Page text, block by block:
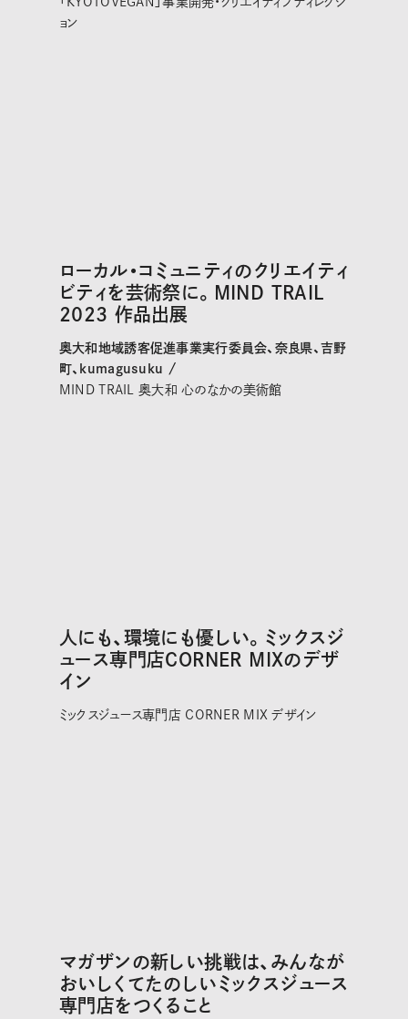
ョン
ローカル・コミュニティのクリエイティ
ビティを芸術祭に。MIND TRAIL
2023 作品出展
奥大和地域誘客促進事業実行委員会、奈良県、吉野
町、kumagusuku /
MIND TRAIL 奥大和 心のなかの美術館
人にも、環境にも優しい。ミックスジ
ュース専門店CORNER MIXのデザ
イン
ミックスジュース専門店 CORNER MIX デザイン
マガザンの新しい挑戦は、みんなが
おいしくてたのしいミックスジュース
専門店をつくること